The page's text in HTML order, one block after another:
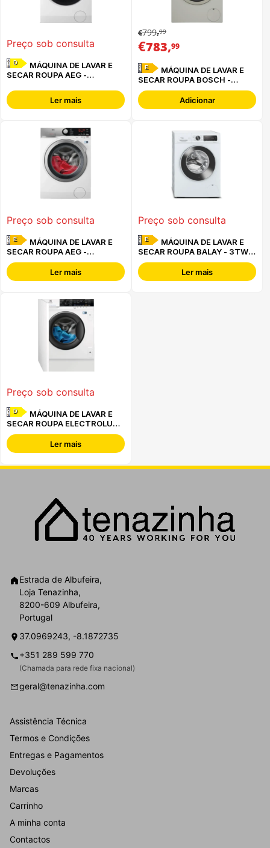
Preço sob consulta
D
MÁQUINA DE LAVAR E
SECAR ROUPA AEG -
Ler mais
€799,99
€783,99
E
MÁQUINA DE LAVAR E
SECAR ROUPA BOSCH -
WNA1341XES -
Adicionar
Preço sob consulta
E
MÁQUINA DE LAVAR E
SECAR ROUPA AEG -
L7WEE962
Ler mais
Preço sob consulta
E
MÁQUINA DE LAVAR E
SECAR ROUPA BALAY - 3TW
094B
Ler mais
Preço sob consulta
D
MÁQUINA DE LAVAR E
SECAR ROUPA ELECTROLUX -
EN7W3866OF
Ler mais
Estrada de Albufeira,
Loja Tenazinha,
8200-609 Albufeira,
Portugal
37.0969243, -8.1872735
+351 289 599 770
(Chamada para rede fixa nacional)
geral@tenazinha.com
Assistência Técnica
Termos e Condições
Entregas e Pagamentos
Devoluções
Marcas
Carrinho
A minha conta
Contactos